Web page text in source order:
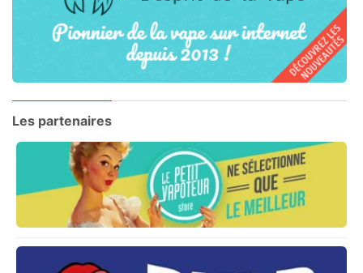
Les partenaires